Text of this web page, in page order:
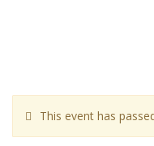
This event has